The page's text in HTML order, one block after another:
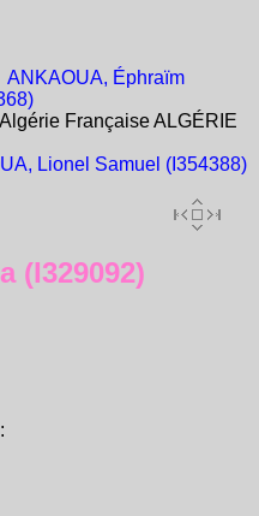
ANKAOUA, Éphraïm
Algérie Française ALGÉRIE
Lionel Samuel (I354388)
(I329092)